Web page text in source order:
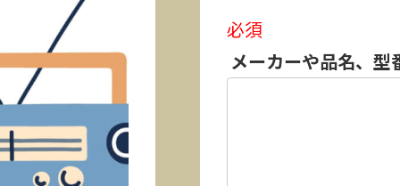
必須
メーカーや品名、型